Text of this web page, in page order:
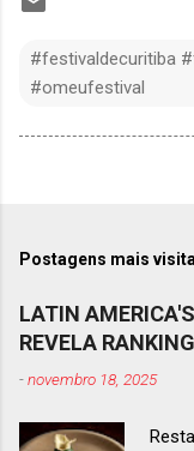
#festivaldecuritiba
#omeufestival
Postagens mais
LATIN
REVELA
-novembro 18, 2025